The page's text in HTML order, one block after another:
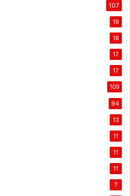
107
19
18
17
17
109
94
13
11
11
11
7